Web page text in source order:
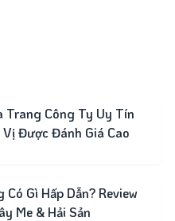
Trang Công Ty Uy Tín
Được Đánh Giá Cao
Gì Hấp Dẫn? Review
Me & Hải Sản